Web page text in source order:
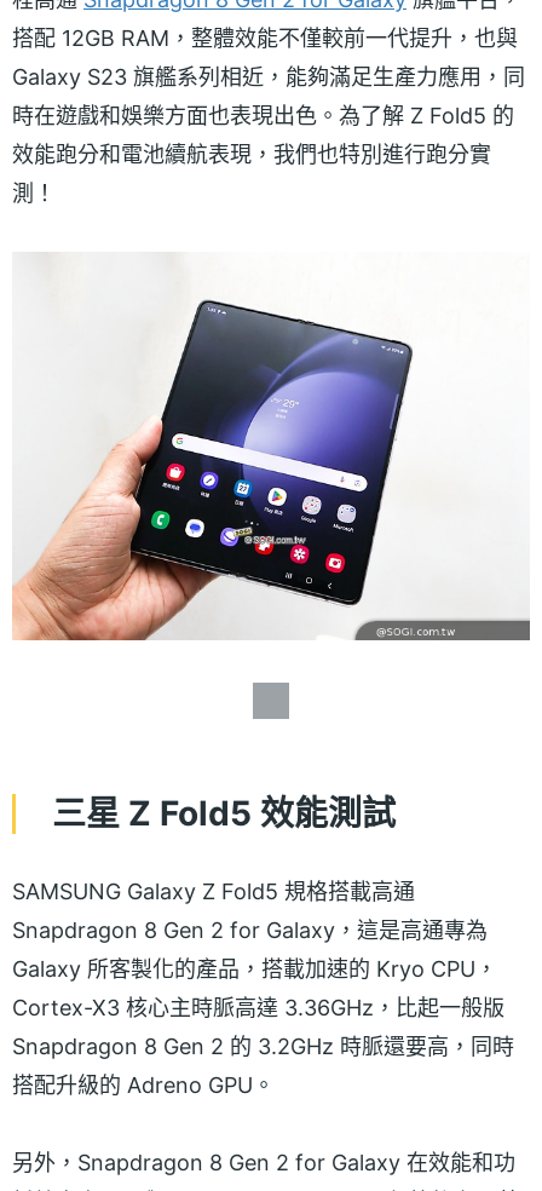
搭配 12GB RAM，整體效能不僅較前一代提升，也與
Galaxy S23 旗艦系列相近，能夠滿足生產力應用，同
時在遊戲和娛樂方面也表現出色。為了解 Z Fold5 的
效能跑分和電池續航表現，我們也特別進行跑分實
測！
三星 Z Fold5 效能測試
SAMSUNG Galaxy Z Fold5 規格搭載高通
Snapdragon 8 Gen 2 for Galaxy，這是高通專為
Galaxy 所客製化的產品，搭載加速的 Kryo CPU，
Cortex-X3 核心主時脈高達 3.36GHz，比起一般版
Snapdragon 8 Gen 2 的 3.2GHz 時脈還要高，同時
搭配升級的 Adreno GPU。
另外，Snapdragon 8 Gen 2 for Galaxy 在效能和功